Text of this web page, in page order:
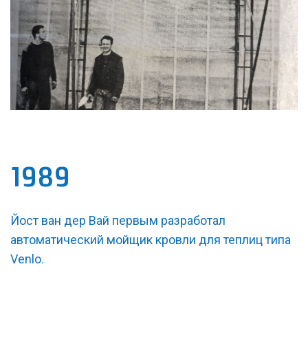
1989
Йост ван дер Вай первым разработал
автоматический мойщик кровли для теплиц типа
Venlo.